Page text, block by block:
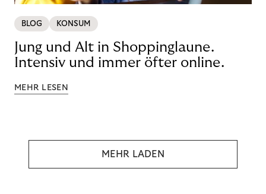
BLOG KONSUM
Jung und Alt in Shoppinglaune.
Intensiv und immer öfter online.
MEHR LESEN
MEHR LADEN